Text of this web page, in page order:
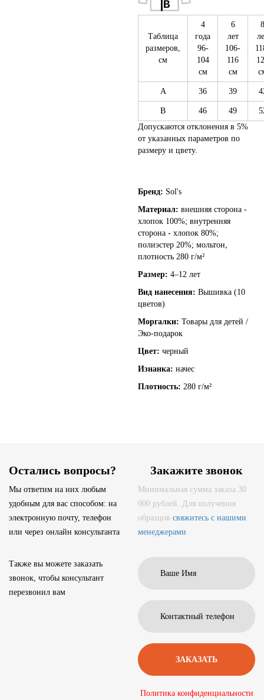
Таблица
размеров,
см
4
года
96-
104
см
6
лет
106-
116
см
8
A 36 39
B 46 49
Допускаются отклонения в 5%
от указанных параметров по
размеру и цвету.
Бренд: Sol's
Материал: внешняя сторона -
хлопок 100%; внутренняя
сторона - хлопок 80%;
полиэстер 20%; мольтон,
плотность 280 г/м²
Размер: 4–12 лет
Вид нанесения: Вышивка (10
цветов)
Моргалки: Товары для детей /
Эко-подарок
Цвет: черный
Изнанка: начес
Плотность: 280 г/м²
Остались вопросы?
Мы ответим на них любым
удобным для вас способом: на
электронную почту, телефон
или через онлайн консультанта
Также вы можете заказать
звонок, чтобы консультант
перезвонил вам
Закажите звонок
Минимальная сумма заказа 30
000 рублей. Для получения
образцов свяжитесь с нашими
менеджерами
Политика конфиденциальности